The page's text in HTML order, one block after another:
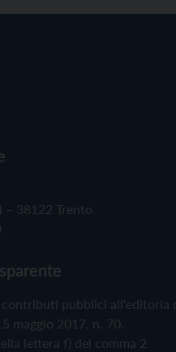
– 38122 Trento
contributi pubblici all'editoria
maggio 2017, n. 70.
lettera f) del comma 2